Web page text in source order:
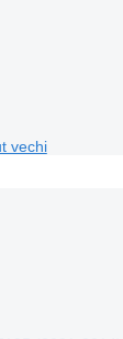
vechi